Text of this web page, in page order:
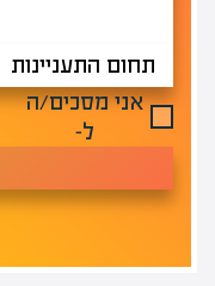
אני מסכים/ה
ל-